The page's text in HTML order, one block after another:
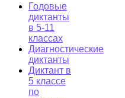
Годовые
диктанты
в 5-11
классах
Диагностические
диктанты
Диктант в
5 классе
по